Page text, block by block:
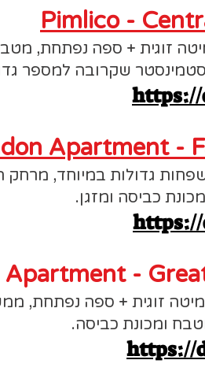
Pimlico -
זוגית + ספה נפתחת,
שקרובה למספר
https://
Apartment -
גדולות במיוחד, מרחק
כביסה ומזגן.
-
זוגית + ספה נפתחת,
ומכונת כביסה.
https://